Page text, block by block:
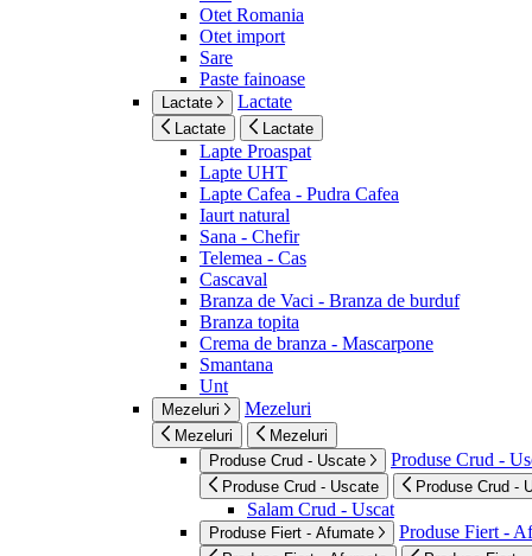
Otet Romania
Otet import
Sare
Paste fainoase
Lactate Lactate
Lactate Lactate
Lapte Proaspat
Lapte UHT
Lapte Cafea - Pudra Cafea
Iaurt natural
Sana - Chefir
Telemea - Cas
Cascaval
Branza de Vaci - Branza de burduf
Branza topita
Crema de branza - Mascarpone
Smantana
Unt
Mezeluri Mezeluri
Mezeluri
Mezeluri
Produse Crud - Uscate
Produse Crud -
Produse Crud - Uscate Produse Crud -
Salam Crud - Uscat
Produse Fiert - Afumate Produse Fiert -